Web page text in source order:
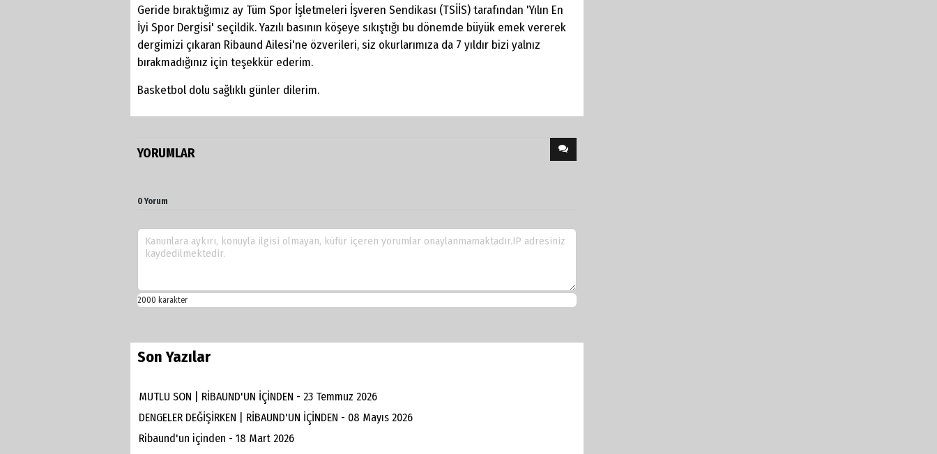
Geride bıraktığımız ay Tüm Spor İşletmeleri İşveren Sendikası (TSİİS) tarafından 'Yılın En
İyi Spor Dergisi' seçildik. Yazılı basının köşeye sıkıştığı bu dönemde büyük emek vererek
dergimizi çıkaran Ribaund Ailesi'ne özverileri, siz okurlarımıza da 7 yıldır bizi yalnız
bırakmadığınız için teşekkür ederim.
Basketbol dolu sağlıklı günler dilerim.
YORUMLAR
0 Yorum
Son Yazılar
MUTLU SON | RİBAUND'UN İÇİNDEN - 23 Temmuz 2026
DENGELER DEĞİŞİRKEN | RİBAUND'UN İÇİNDEN - 08 Mayıs 2026
Ribaund'un içinden - 18 Mart 2026